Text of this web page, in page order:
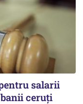
salarii
ceruți